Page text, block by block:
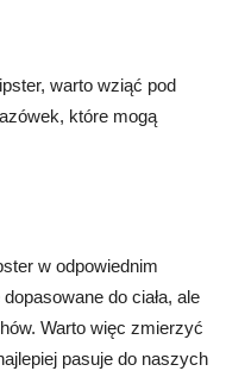
warto wziąć pod
które mogą
w odpowiednim
do ciała, ale
Warto więc zmierzyć
pasuje do naszych